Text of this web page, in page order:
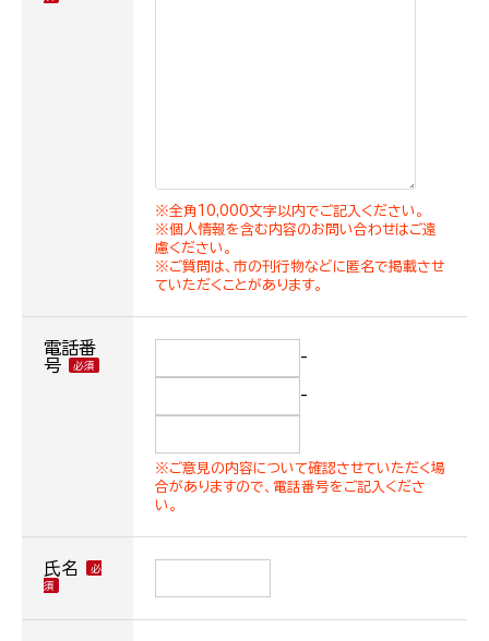
※全角10,000文字以内でご記入ください。
※個人情報を含む内容のお問い合わせはご遠
慮ください。
※ご質問は、市の刊行物などに匿名で掲載させ
ていただくことがあります。
電話番
号
-
-
※ご意見の内容について確認させていただく場
合がありますので、電話番号をご記入くださ
い。
氏名